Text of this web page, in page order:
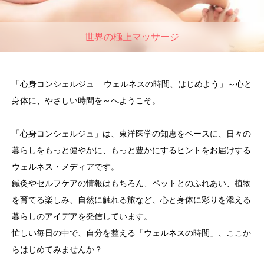
世界の極上マッサージ
「心身コンシェルジュ – ウェルネスの時間、はじめよう」～心と
身体に、やさしい時間を～へようこそ。
「心身コンシェルジュ」は、東洋医学の知恵をベースに、日々の
暮らしをもっと健やかに、もっと豊かにするヒントをお届けする
ウェルネス・メディアです。
鍼灸やセルフケアの情報はもちろん、ペットとのふれあい、植物
を育てる楽しみ、自然に触れる旅など、心と身体に彩りを添える
暮らしのアイデアを発信しています。
忙しい毎日の中で、自分を整える「ウェルネスの時間」、ここか
らはじめてみませんか？